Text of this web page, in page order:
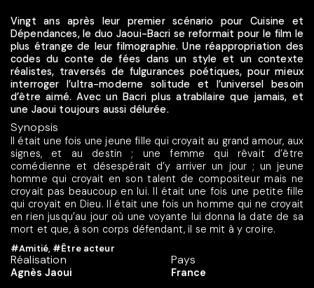
Vingt ans après leur premier scénario pour Cuisine et
Dépendances, le duo Jaoui-Bacri se reformait pour le film le
plus étrange de leur filmographie. Une réappropriation des
codes du conte de fées dans un style et un contexte
réalistes, traversés de fulgurances poétiques, pour mieux
interroger l’ultra-moderne solitude et l’universel besoin
d’être aimé. Avec un Bacri plus atrabilaire que jamais, et
une Jaoui toujours aussi délurée.
Synopsis
Il était une fois une jeune fille qui croyait au grand amour, aux
signes, et au destin ; une femme qui rêvait d’être
comédienne et désespérait d’y arriver un jour ; un jeune
homme qui croyait en son talent de compositeur mais ne
croyait pas beaucoup en lui. Il était une fois une petite fille
qui croyait en Dieu. Il était une fois un homme qui ne croyait
en rien jusqu’au jour où une voyante lui donna la date de sa
mort et que, à son corps défendant, il se mit à y croire.
#Amitié, #Être acteur
Réalisation
Agnès Jaoui
Pays
France